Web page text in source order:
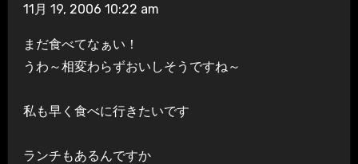
11月 19, 2006 10:22 am
まだ食べてなぁい！
うわ～相変わらずおいしそうですね～
私も早く食べに行きたいです
ランチもあるんですか